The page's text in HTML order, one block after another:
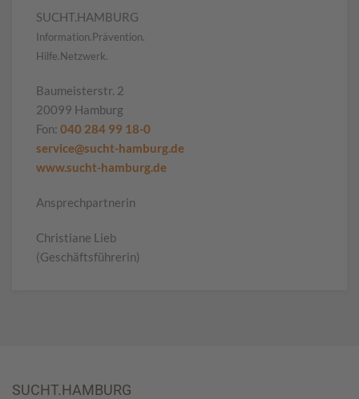
SUCHT.HAMBURG
Information.Prävention.
Hilfe.Netzwerk.
Baumeisterstr. 2
20099 Hamburg
Fon: 040 284 99 18-0
service@sucht-hamburg.de
www.sucht-hamburg.de
Ansprechpartnerin
Christiane Lieb
(Geschäftsführerin)
SUCHT.HAMBURG